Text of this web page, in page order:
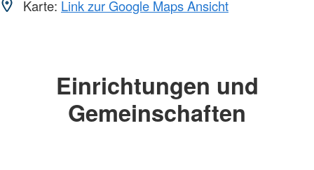
Karte: Link zur Google Maps Ansicht
Einrichtungen und
Gemeinschaften